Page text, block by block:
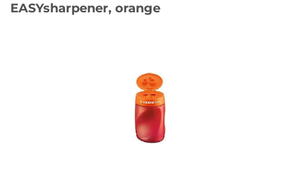
EASYsharpener, orange